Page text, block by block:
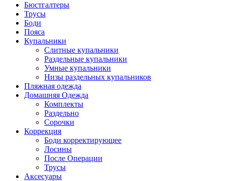
Бюстгалтеры
Трусы
Боди
Пояса
Купальники
Слитные купальники
Раздельные купальники
Умные купальники
Низы раздельных купальников
Пляжная одежда
Домашняя Одежда
Комплекты
Раздельно
Сорочки
Коррекция
Боди корректирующее
Лосины
После Операции
Трусы
Аксесуары